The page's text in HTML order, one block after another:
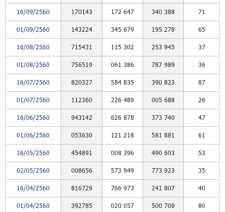
16/09/2560 170143 172 647 340 388 71
01/09/2560 143224 345 679 195 278 65
16/08/2560 715431 115 302 253 945 37
01/08/2560 756519 061 386 787 989 36
16/07/2560 820327 584 835 390 823 87
01/07/2560 112360 226 489 005 688 26
16/06/2560 943142 626 878 373 740 47
01/06/2560 053630 121 218 581 881 61
16/05/2560 454891 008 396 490 603 53
02/05/2560 008656 573 949 773 923 35
16/04/2560 816729 766 973 241 807 40
01/04/2560 392785 020 057 500 709 80